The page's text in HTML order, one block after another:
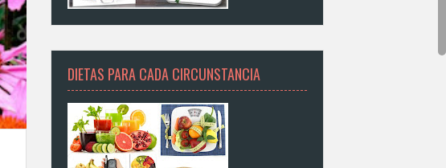
DIETAS PARA CADA CIRCUNSTANCIA